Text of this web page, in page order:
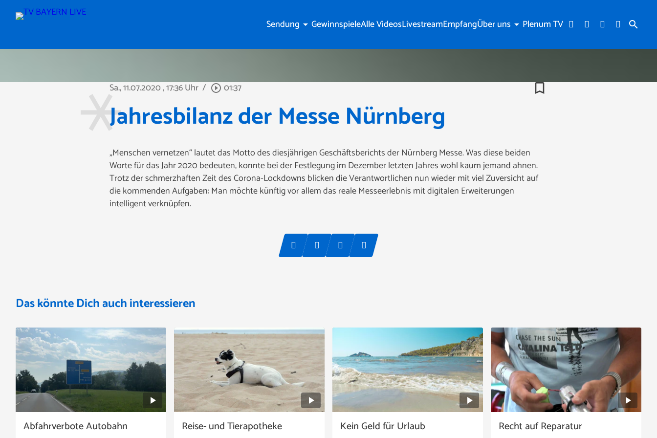
search
Sendung arrow_drop_down GewinnspieleAlle VideosLivestreamEmpfangÜber uns arrow_drop_down Plenum TV
Sa., 11.07.2020, 17:36 Uhr / play_circle_outline 01:37 bookmark_border
Jahresbilanz der Messe Nürnberg
„Menschen vernetzen“ lautet das Motto des diesjährigen Geschäftsberichts der Nürnberg Messe. Was diese beiden
Worte für das Jahr 2020 bedeuten, konnte bei der Festlegung im Dezember letzten Jahres wohl kaum jemand ahnen.
Trotz der schmerzhaften Zeit des Corona-Lockdowns blicken die Verantwortlichen nun wieder mit viel Zuversicht auf
die kommenden Aufgaben: Man möchte künftig vor allem das reale Messeerlebnis mit digitalen Erweiterungen
intelligent verknüpfen.
Das könnte Dich auch interessieren
Abfahrverbote Autobahn Reise- und Tierapotheke Kein Geld für Urlaub Recht auf Reparatur